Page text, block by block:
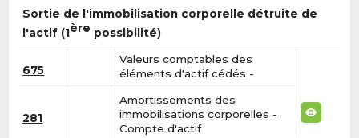
Sortie de l'immobilisation corporelle détruite de
l'actif (1ère possibilité)
675
Valeurs comptables des
éléments d'actif cédés -
281
Amortissements des
immobilisations corporelles -
Compte d'actif